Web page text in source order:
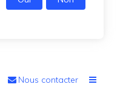
Nous contacter